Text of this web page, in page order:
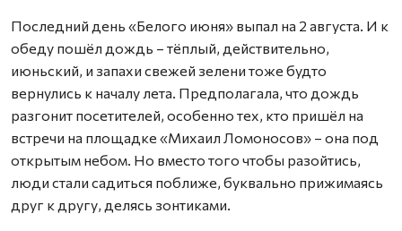
Последний день «Белого июня» выпал на 2 августа. И к
обеду пошёл дождь – тёплый, действительно,
июньский, и запахи свежей зелени тоже будто
вернулись к началу лета. Предполагала, что дождь
разгонит посетителей, особенно тех, кто пришёл на
встречи на площадке «Михаил Ломоносов» – она под
открытым небом. Но вместо того чтобы разойтись,
люди стали садиться поближе, буквально прижимаясь
друг к другу, делясь зонтиками.